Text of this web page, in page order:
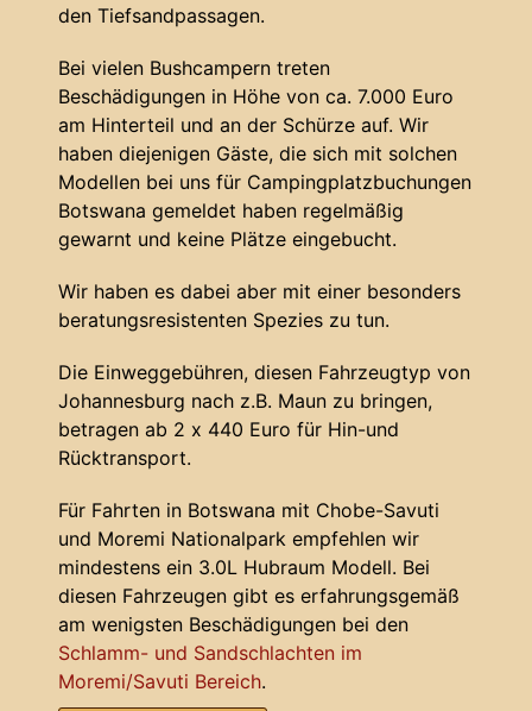
den Tiefsandpassagen.
Bei vielen Bushcampern treten
Beschädigungen in Höhe von ca. 7.000 Euro
am Hinterteil und an der Schürze auf. Wir
haben diejenigen Gäste, die sich mit solchen
Modellen bei uns für Campingplatzbuchungen
Botswana gemeldet haben regelmäßig
gewarnt und keine Plätze eingebucht.
Wir haben es dabei aber mit einer besonders
beratungsresistenten Spezies zu tun.
Die Einweggebühren, diesen Fahrzeugtyp von
Johannesburg nach z.B. Maun zu bringen,
betragen ab 2 x 440 Euro für Hin-und
Rücktransport.
Für Fahrten in Botswana mit Chobe-Savuti
und Moremi Nationalpark empfehlen wir
mindestens ein 3.0L Hubraum Modell. Bei
diesen Fahrzeugen gibt es erfahrungsgemäß
am wenigsten Beschädigungen bei den
Schlamm- und Sandschlachten im
Moremi/Savuti Bereich.